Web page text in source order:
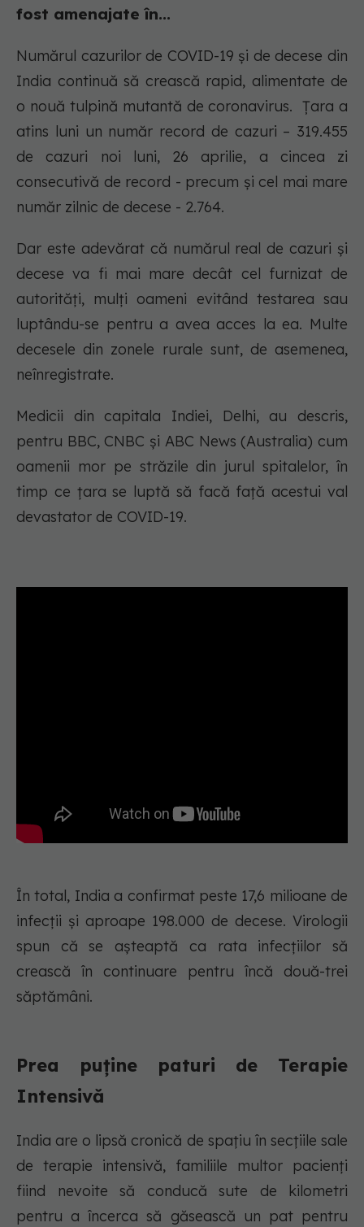
fost amenajate în...
Numărul cazurilor de COVID-19 și de decese din
India continuă să crească rapid, alimentate de
o nouă tulpină mutantă de coronavirus. Țara a
atins luni un număr record de cazuri – 319.455
de cazuri noi luni, 26 aprilie, a cincea zi
consecutivă de record - precum și cel mai mare
număr zilnic de decese - 2.764.
Dar este adevărat că numărul real de cazuri și
decese va fi mai mare decât cel furnizat de
autorități, mulți oameni evitând testarea sau
luptându-se pentru a avea acces la ea. Multe
decesele din zonele rurale sunt, de asemenea,
neînregistrate.
Medicii din capitala Indiei, Delhi, au descris,
pentru BBC, CNBC și ABC News (Australia) cum
oamenii mor pe străzile din jurul spitalelor, în
timp ce țara se luptă să facă față acestui val
devastator de COVID-19.
În total, India a confirmat peste 17,6 milioane de
infecții și aproape 198.000 de decese. Virologii
spun că se așteaptă ca rata infecțiilor să
crească în continuare pentru încă două-trei
săptămâni.
Prea puține paturi de Terapie
Intensivă
India are o lipsă cronică de spațiu în secțiile sale
de terapie intensivă, familiile multor pacienți
fiind nevoite să conducă sute de kilometri
pentru a încerca să găsească un pat pentru